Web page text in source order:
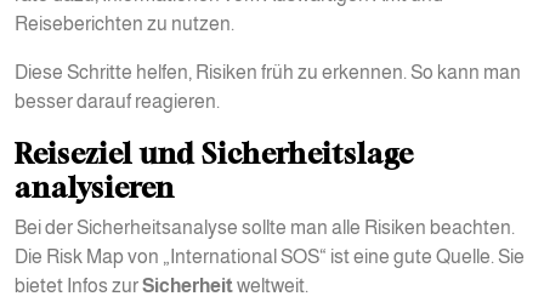
Reiseberichten zu nutzen.
Diese Schritte helfen, Risiken früh zu erkennen. So kann man
besser darauf reagieren.
Reiseziel und Sicherheitslage
analysieren
Bei der Sicherheitsanalyse sollte man alle Risiken beachten.
Die Risk Map von „International SOS“ ist eine gute Quelle. Sie
bietet Infos zurSicherheitweltweit.